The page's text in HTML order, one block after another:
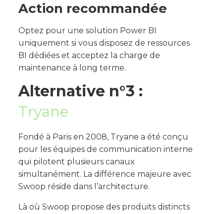
Action recommandée
Optez pour une solution Power BI
uniquement si vous disposez de ressources
BI dédiées et acceptez la charge de
maintenance à long terme.
Alternative n°3 :
Tryane
Fondé à Paris en 2008, Tryane a été conçu
pour les équipes de communication interne
qui pilotent plusieurs canaux
simultanément. La différence majeure avec
Swoop réside dans l’architecture.
Là où Swoop propose des produits distincts